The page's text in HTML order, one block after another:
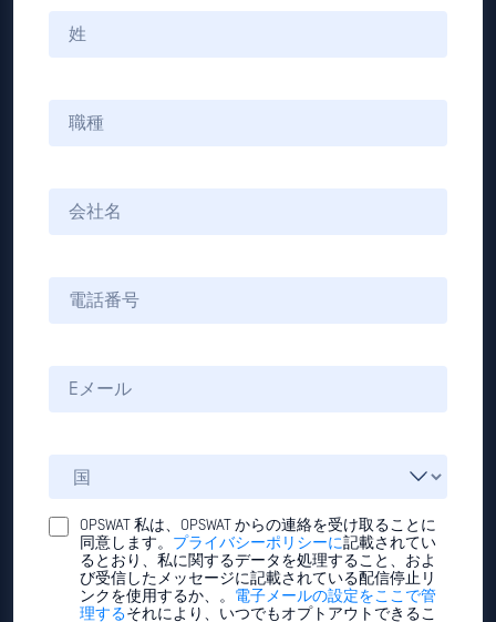
OPSWAT 私は、OPSWAT からの連絡を受け取ることに
同意します。 プライバシーポリシーに記載されてい
るとおり、私に関するデータを処理すること、およ
び受信したメッセージに記載されている配信停止リ
ンクを使用するか、。 電子メールの設定をここで管
理するそれにより、いつでもオプトアウトできるこ